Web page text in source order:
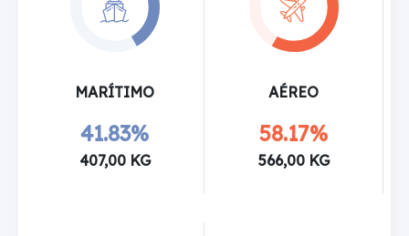
MARÍTIMO
41.83%
407,00 KG
AÉREO
58.17%
566,00 KG